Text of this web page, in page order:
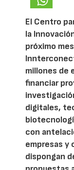
El Centro
la
próximo
millones de
financiar
digitales,
con
empresas y
dispongan